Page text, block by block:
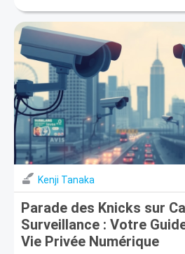
Kenji Tanaka
Parade des Knicks sur
Surveillance : Votre
Vie Privée Numérique